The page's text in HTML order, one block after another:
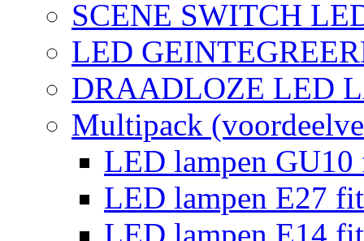
SCENE SWITCH
LED
DRAADLOZE LED
Multipack
LED lampen
LED lampen E27
LED lampen E14